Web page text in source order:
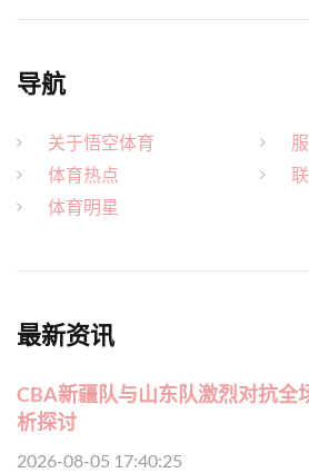
导航
关于悟空体育
体育热点
体育明星
最新资讯
CBA新疆队与山东队激烈对抗全
析探讨
2026-08-05 17:40:25